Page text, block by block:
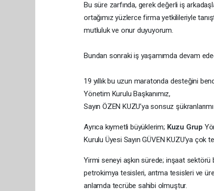
Bu süre zarfında, gerek değerli iş
ortağımız yüzlerce firma yetkilileriyle
mutluluk ve onur duyuyorum.
Bundan sonraki iş yaşamımda devam
19 yıllık bu uzun maratonda desteğini
Yönetim Kurulu Başkanımız,
Sayın ÖZEN KUZU’ya sonsuz
Ayrıca kıymetli büyüklerim; Kuzu Grup
Kurulu Üyesi Sayın GÜVEN KUZU’ya çok
Yirmi seneyi aşkın sürede; inşaat
petrokimya tesisleri, arıtma tesisleri ve
anlamda tecrübe sahibi olmuştur.